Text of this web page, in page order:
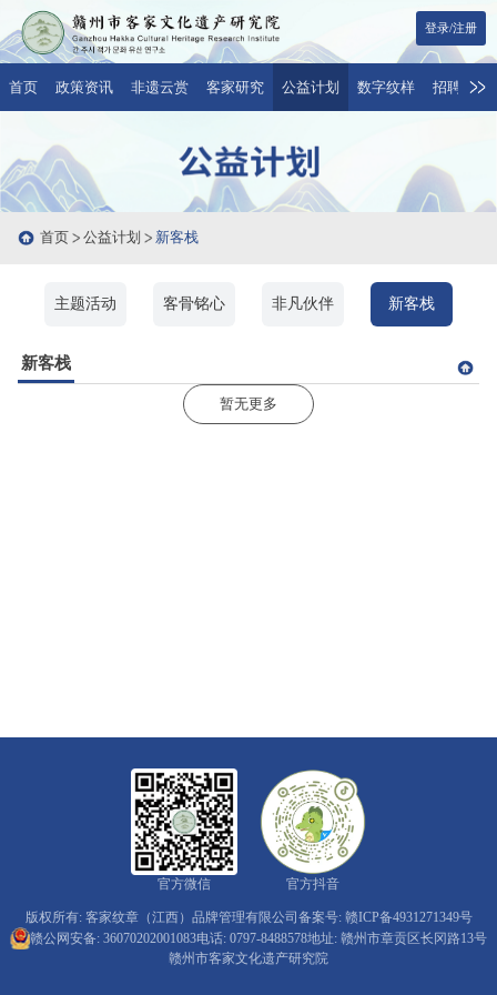
首页 政策资讯 非遗云赏 客家研究 公益计划 数字纹样 招聘与合
登录/注册
首页 公益计划 新客栈
主题活动 客骨铭心 非凡伙伴 新客栈
新客栈
暂无更多
官方微信 官方抖音
版权所有: 客家纹章（江西）品牌管理有限公司 备案号: 赣ICP备4931271349号
赣公网安备: 36070202001083电话: 0797-8488578地址: 赣州市章贡区长冈路13号
赣州市客家文化遗产研究院